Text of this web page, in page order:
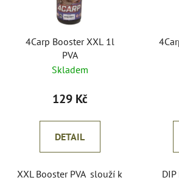
4Carp Booster XXL 1l
PVA
Skladem
129 Kč
DETAIL
XXL Booster PVA slouží k